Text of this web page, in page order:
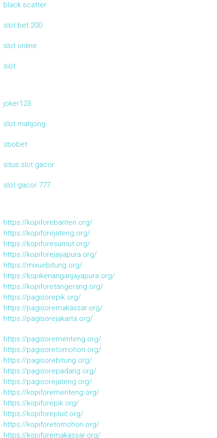
black scatter
slot bet 200
slot online
slot
joker123
slot mahjong
sbobet
situs slot gacor
slot gacor 777
https://kopiforebanten.org/
https://kopiforejateng.org/
https://kopiforesumut.org/
https://kopiforejayapura.org/
https://mixuebitung.org/
https://kopikenanganjayapura.org/
https://kopiforetangerang.org/
https://pagisorepik.org/
https://pagisoremakassar.org/
https://pagisorejakarta.org/
https://pagisorementeng.org/
https://pagisoretomohon.org/
https://pagisorebitung.org/
https://pagisorepadang.org/
https://pagisorejateng.org/
https://kopiforementeng.org/
https://kopiforepik.org/
https://kopiforepluit.org/
https://kopiforetomohon.org/
https://kopiforemakassar.org/